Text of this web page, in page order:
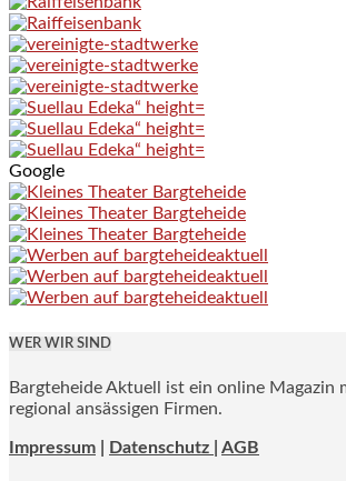
Google
WER WIR SIND
Bargteheide Aktuell ist ein online
regional ansässigen Firmen.
Impressum Datenschutz | AGB